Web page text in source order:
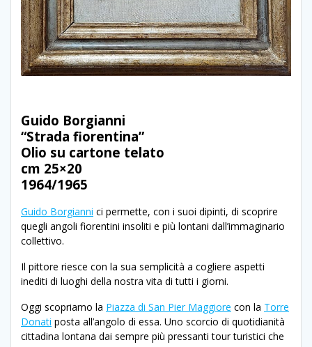
Guido Borgianni
“Strada fiorentina”
Olio su cartone telato
cm 25×20
1964/1965
Guido Borgianni ci permette, con i suoi dipinti, di scoprire
quegli angoli fiorentini insoliti e più lontani dall’immaginario
collettivo.
Il pittore riesce con la sua semplicità a cogliere aspetti
inediti di luoghi della nostra vita di tutti i giorni.
Oggi scopriamo la Piazza di San Pier Maggiore con la Torre
Donati posta all’angolo di essa. Uno scorcio di quotidianità
cittadina lontana dai sempre più pressanti tour turistici che